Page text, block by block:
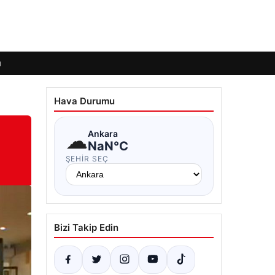
Hava Durumu
☁Ankara
NaN°C
ŞEHIR SEÇ
Bizi Takip Edin